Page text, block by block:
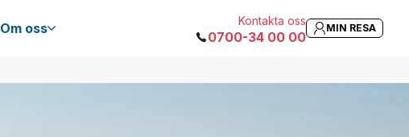
Om oss Kontakta oss
0700-34 00 00
MIN RESA